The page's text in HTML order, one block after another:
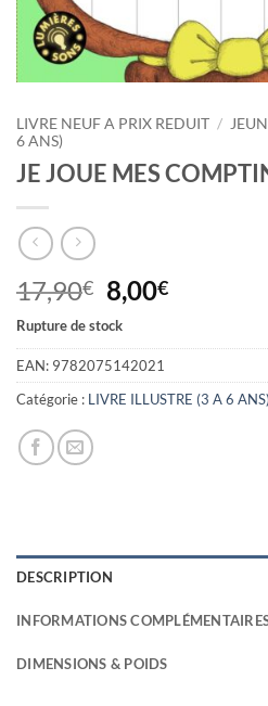
LIVRE NEUF A PRIX REDUIT /
6 ANS)
JE JOUE MES
17,90€ Le
prix
initial
était :
17,90€.
8,00€Le
actuel
8,00€.
Rupture de stock
EAN: 9782075142021
Catégorie : LIVRE ILLUSTRE (3 A 6 ANS)
DESCRIPTION
INFORMATIONS
DIMENSIONS & POIDS